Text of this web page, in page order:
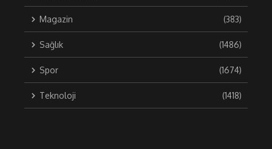
Magazin (383)
Sağlık (1486)
Spor (1674)
Teknoloji (1418)